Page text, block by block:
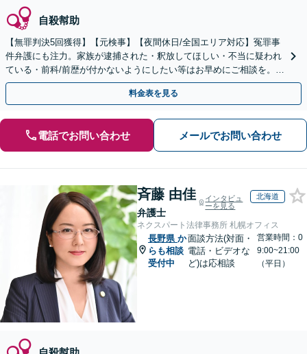
自殺幇助
【無罪判決5回獲得】【元検事】【夜間休日/全国エリア対応】冤罪事
件弁護にも注力。家族が逮捕された・釈放してほしい・不当に疑われ
ている・前科/前歴が付かないようにしたい等はお早めにご相談を。迅
速に的確な対応に定評あり【分割払い可】
料金表を見る
電話でお問い合わせ メールでお問い合わせ
斉藤 由佳
弁護士
インタビュ
ーを見る
北海道
ネクスパート法律事務所 札幌オフィス
長野県 か
らも相談
受付中
面談方法(対面・
電話・ビデオな
ど)は応相談
営業時間：0
9:00~21:00
（平日）